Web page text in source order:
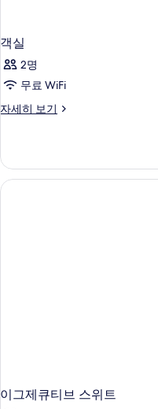
객실
2명
무료 WiFi
자세히 보기
객
히
보
기
이그제큐티브 스위트